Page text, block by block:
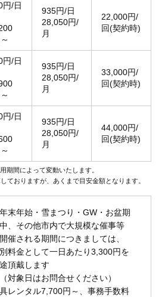
円/日
935円/日
28,050円/
月
22,000円/
回(契約時)
円/日
935円/日
28,050円/
月
33,000円/
回(契約時)
円/日
935円/日
28,050円/
月
44,000円/
回(契約時)
期間によって変動いたします。
ておりますが、あくまで目安金額となります。
末年始・雪まつり・GW・お盆期
、その他市内で大規模な催事等
催される期間につきましては、
料金として一日あたり3,300円を
頂戴します
対象日はお問合せください）
レンタル7,700円～、事務手数料